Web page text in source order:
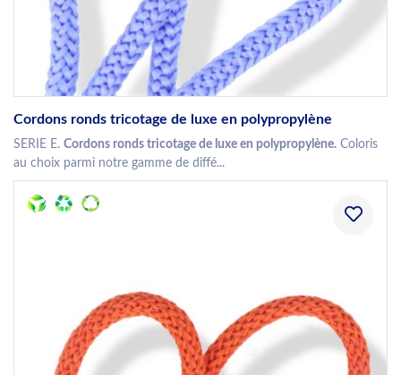
Cordons ronds tricotage de luxe en polypropylène
SERIE E. Cordons ronds tricotage de luxe en polypropylène. Coloris
au choix parmi notre gamme de diffé...